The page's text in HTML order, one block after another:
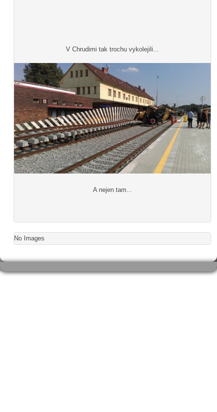
V Chrudimi tak trochu vykolejili...
A nejen tam...
No Images